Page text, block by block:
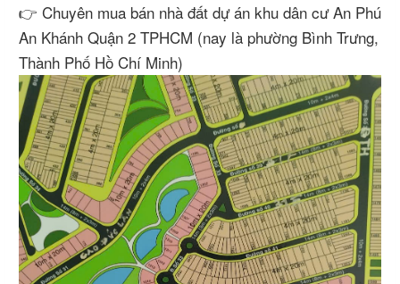
👉 Chuyên mua bán nhà đất dự án khu dân cư An Phú
An Khánh Quận 2 TPHCM (nay là phường Bình Trưng,
Thành Phố Hồ Chí Minh)